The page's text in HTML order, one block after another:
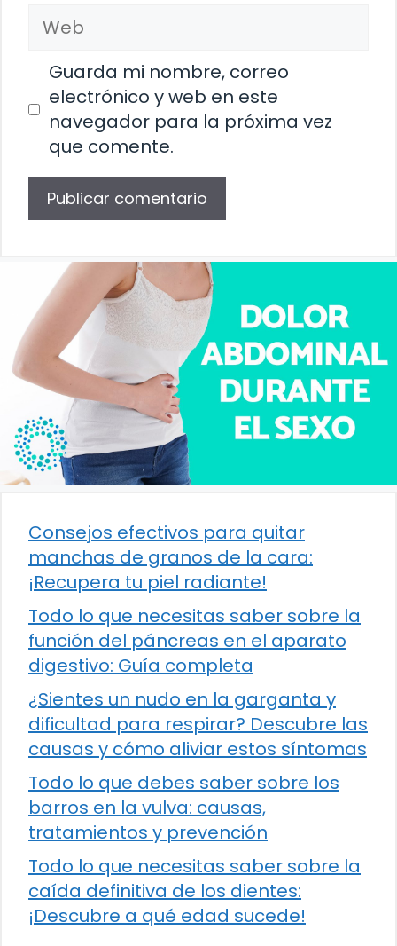
Web
Guarda mi nombre, correo
electrónico y web en este
navegador para la próxima vez
que comente.
Consejos efectivos para quitar
manchas de granos de la cara:
¡Recupera tu piel radiante!
Todo lo que necesitas saber sobre la
función del páncreas en el aparato
digestivo: Guía completa
¿Sientes un nudo en la garganta y
dificultad para respirar? Descubre las
causas y cómo aliviar estos síntomas
Todo lo que debes saber sobre los
barros en la vulva: causas,
tratamientos y prevención
Todo lo que necesitas saber sobre la
caída definitiva de los dientes:
¡Descubre a qué edad sucede!